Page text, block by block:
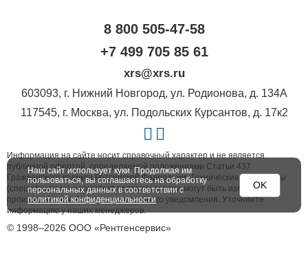
8 800 505-47-58
+7 499 705 85 61
xrs@xrs.ru
603093, г. Нижний Новгород, ул. Родионова, д. 134А
117545, г. Москва, ул. Подольских Курсантов, д. 17к2
Информация на сайте носит справочный характер и не является
публичной офертой, определяемой положениями Статьи 437
Гражданского кодекса Российской Федерации. Технические параметры
(спецификация) и комплект поставки товара могут быть изменены
производителем без предварительного уведомления. Уточняйте
информацию у наших менеджеров.
© 1998–2026 ООО «Рентгенсервис»
Наш сайт использует куки. Продолжая им
пользоваться, вы соглашаетесь на обработку
персональных данных в соответствии с
политикой конфиденциальности
OK